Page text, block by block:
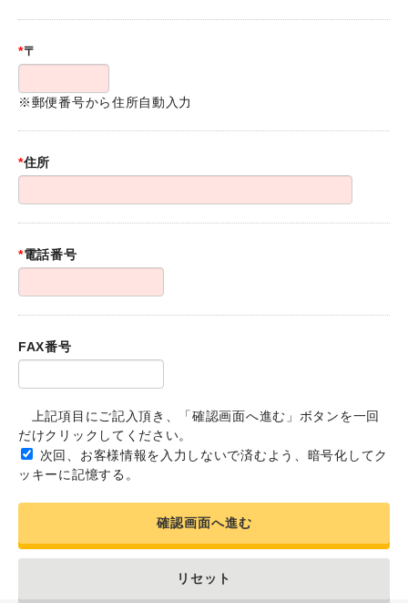
*〒
※郵便番号から住所自動入力
*住所
*電話番号
FAX番号
上記項目にご記入頂き、「確認画面へ進む」ボタンを一回
だけクリックしてください。
次回、お客様情報を入力しないで済むよう、暗号化してク
ッキーに記憶する。
確認画面へ進む
リセット